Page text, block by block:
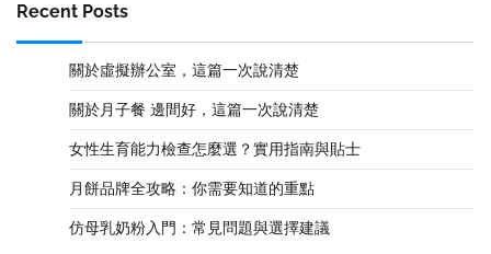
Recent Posts
關於虛擬辦公室，這篇一次說清楚
關於月子餐 邊間好，這篇一次說清楚
女性生育能力檢查怎麼選？實用指南與貼士
月餅品牌全攻略：你需要知道的重點
仿母乳奶粉入門：常見問題與選擇建議